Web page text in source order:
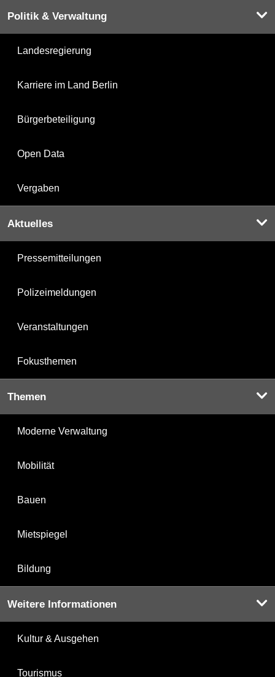
Politik & Verwaltung
Landesregierung
Karriere im Land Berlin
Bürgerbeteiligung
Open Data
Vergaben
Aktuelles
Pressemitteilungen
Polizeimeldungen
Veranstaltungen
Fokusthemen
Themen
Moderne Verwaltung
Mobilität
Bauen
Mietspiegel
Bildung
Weitere Informationen
Kultur & Ausgehen
Tourismus